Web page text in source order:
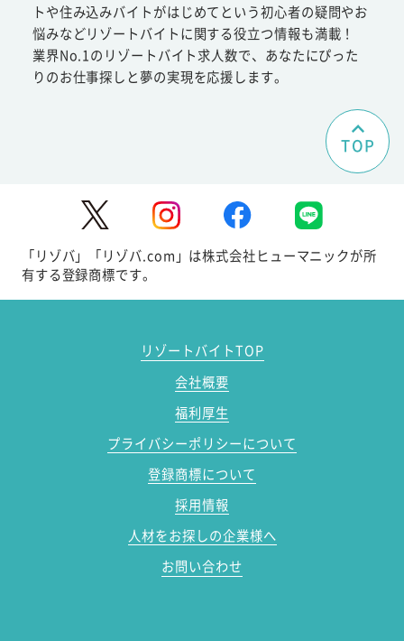
トや住み込みバイトがはじめてという初心者の疑問やお
悩みなどリゾートバイトに関する役立つ情報も満載！
業界No.1のリゾートバイト求人数で、あなたにぴった
りのお仕事探しと夢の実現を応援します。
TOP
「リゾバ」「リゾバ.com」は株式会社ヒューマニックが所
有する登録商標です。
リゾートバイトTOP
会社概要
福利厚生
プライバシーポリシーについて
登録商標について
採用情報
人材をお探しの企業様へ
お問い合わせ